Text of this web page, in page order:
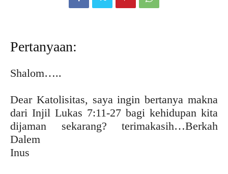
Pertanyaan:
Shalom…..
Dear Katolisitas, saya ingin bertanya makna
dari Injil Lukas 7:11-27 bagi kehidupan kita
dijaman sekarang? terimakasih…Berkah
Dalem
Inus